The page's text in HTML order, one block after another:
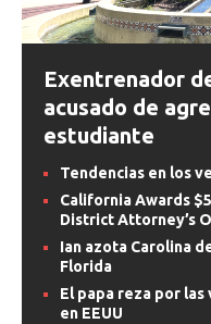
Exentrenador
acusado de
estudiante
Tendencias en los
California Awards
District Attorney’s
Ian azota Carolina
Florida
El papa reza por
en EEUU